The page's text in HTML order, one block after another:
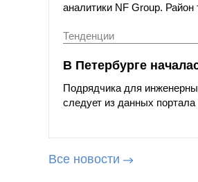
аналитики NF Group.
Тенденции
В Петербурге
Подрядчика для
следует из данных
Все новости